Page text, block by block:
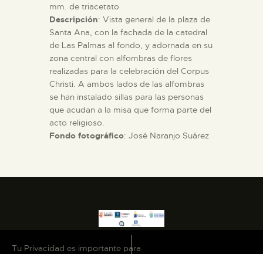
mm. de triacetato
Descripción: Vista general de la plaza de
Santa Ana, con la fachada de la catedral
de Las Palmas al fondo, y adornada en su
zona central con alfombras de flores
realizadas para la celebración del Corpus
Christi. A ambos lados de las alfombras
se han instalado sillas para las personas
que acudan a la misa que forma parte del
acto religioso.
Fondo fotográfico: José Naranjo Suárez
Tu Privacidad es importante para